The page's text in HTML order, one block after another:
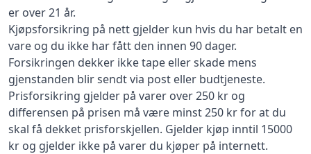
er over 21 år.
Kjøpsforsikring på nett gjelder kun hvis du har betalt en
vare og du ikke har fått den innen 90 dager.
Forsikringen dekker ikke tape eller skade mens
gjenstanden blir sendt via post eller budtjeneste.
Prisforsikring gjelder på varer over 250 kr og
differensen på prisen må være minst 250 kr for at du
skal få dekket prisforskjellen. Gjelder kjøp inntil 15000
kr og gjelder ikke på varer du kjøper på internett.